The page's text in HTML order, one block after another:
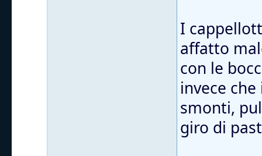
I
affatto
con le
invece
smonti,
giro di